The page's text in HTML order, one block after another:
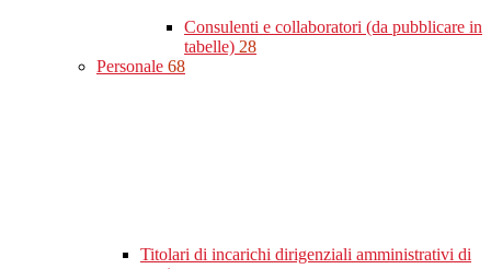
Consulenti e collaboratori (da pubblicare in
tabelle) 28
Personale 68
Titolari di incarichi dirigenziali amministrativi di